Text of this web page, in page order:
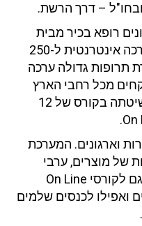
– דרך הרשת.
רופא בכיר מבית
חולים רמבם בחיפה העביר הדרכה אינטרנטית ל-250
תרופות גדולה ערכה
אינטרנטית ל-1,000 רוקחים מכל רחבי הארץ
ותזונאית מצליחה מלמדת את שיטתה בקורס של 12
וארגונים. המערכת
של מוצרים, ערבי
מבוא, פעילויות שיווק ומכירות וגם לקורסי On Line
ואפילו לכנסים שלמים